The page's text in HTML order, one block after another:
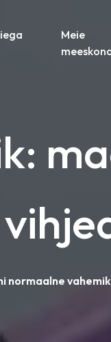
Meie
normaalne